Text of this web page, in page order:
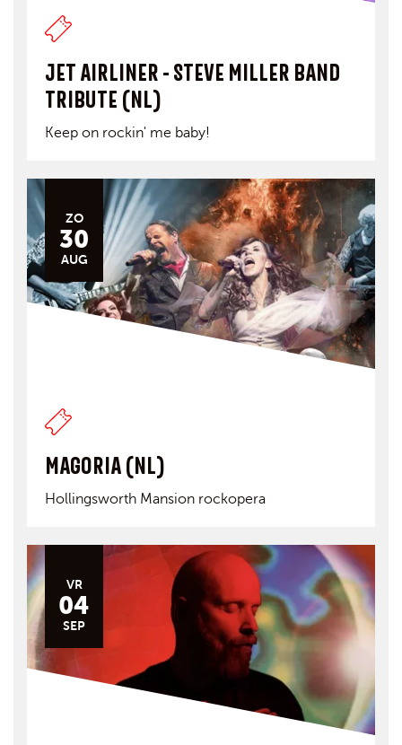
JET AIRLINER - STEVE MILLER BAND
TRIBUTE (NL)
Keep on rockin' me baby!
ZO
30
AUG
MAGORIA (NL)
Hollingsworth Mansion rockopera
VR
04
SEP